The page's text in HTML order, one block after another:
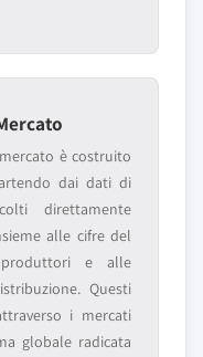
è costruito
dai dati di
direttamente
alle cifre del
e alle
Questi
i mercati
globale radicata